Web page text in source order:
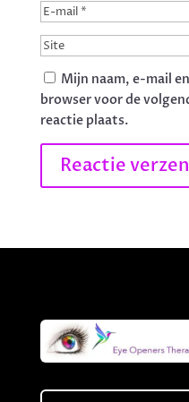
Mijn naam, e-mail
browser voor de
reactie plaats.